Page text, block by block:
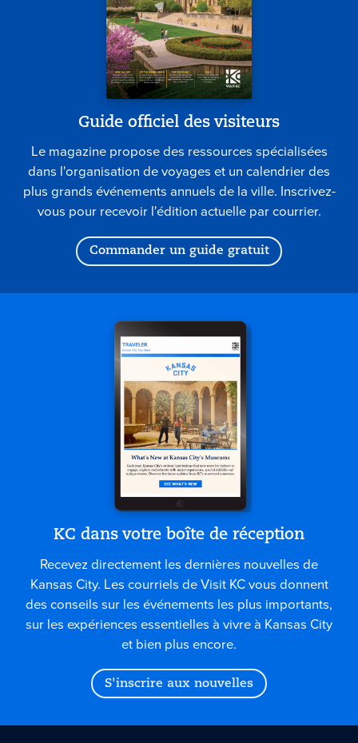
Guide officiel des visiteurs
Le magazine propose des ressources spécialisées
dans l'organisation de voyages et un calendrier des
plus grands événements annuels de la ville. Inscrivez-
vous pour recevoir l'édition actuelle par courrier.
Commander un guide gratuit
KC dans votre boîte de réception
Recevez directement les dernières nouvelles de
Kansas City. Les courriels de Visit KC vous donnent
des conseils sur les événements les plus importants,
sur les expériences essentielles à vivre à Kansas City
et bien plus encore.
S'inscrire aux nouvelles